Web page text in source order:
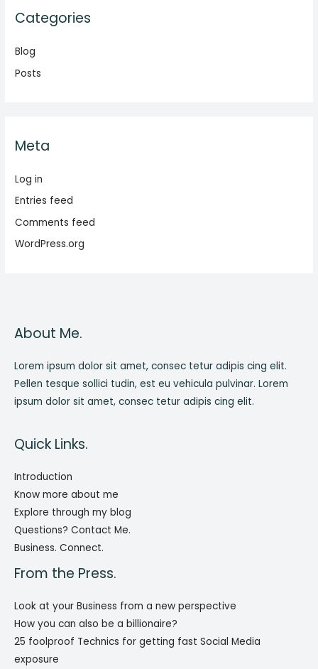
Categories
Blog
Posts
Meta
Log in
Entries feed
Comments feed
WordPress.org
About Me.
Lorem ipsum dolor sit amet, consec tetur adipis cing elit.
Pellen tesque sollici tudin, est eu vehicula pulvinar. Lorem
ipsum dolor sit amet, consec tetur adipis cing elit.
Quick Links.
Introduction
Know more about me
Explore through my blog
Questions? Contact Me.
Business. Connect.
From the Press.
Look at your Business from a new perspective
How you can also be a billionaire?
25 foolproof Technics for getting fast Social Media
exposure